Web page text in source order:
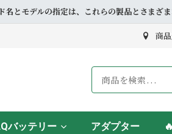
モデルの指定は、これらの製品とさまざ
商
バッテリー アダプター